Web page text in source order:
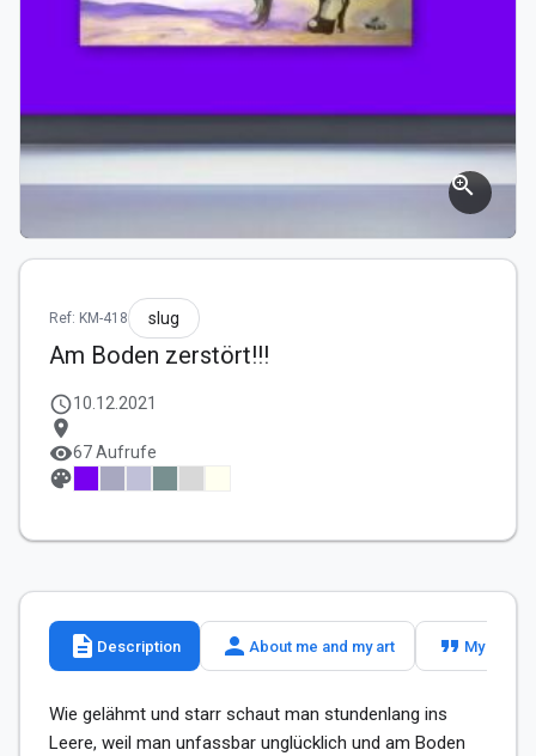
zoom_in
Ref: KM-418 slug
Am Boden zerstört!!!
schedule10.12.2021
location_on
visibility67 Aufrufe
palette
description Description person About me and my art format_quote My slogan
Wie gelähmt und starr schaut man stundenlang ins
Leere, weil man unfassbar unglücklich und am Boden